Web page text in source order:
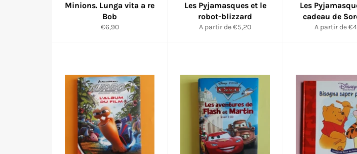
Minions. Lunga vita a re
Bob
Prix
€6,90
Les Pyjamasques et le
robot-blizzard
A partir de €5,20
Les
cadeau de
A partir de